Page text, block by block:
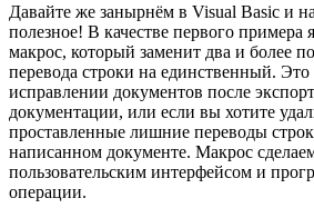
Давайте же занырнём в Visual Basic и
полезное! В качестве первого примера
макрос, который заменит два и более
перевода строки на единственный. Это
исправлении документов после
документации, или если вы хотите
проставленные лишние переводы
написанном документе. Макрос
пользовательским интерфейсом и
операции.